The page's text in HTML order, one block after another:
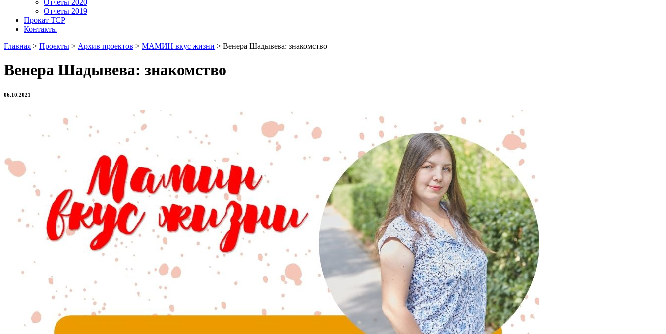
Отчеты 2020
Отчеты 2019
Прокат ТСР
Контакты
Главная > Проекты > Архив проектов > МАМИН вкус жизни > Венера Шадывева: знакомство
Венера Шадывева: знакомство
06.10.2021